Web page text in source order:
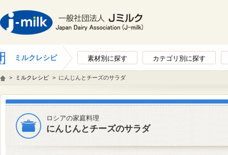
ミルクレシピ 素材別に探す カテゴリ別に探す
> ミルクレシピ > にんじんとチーズのサラダ
ロシアの家庭料理
にんじんとチーズのサラダ